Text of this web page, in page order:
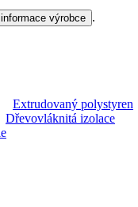
informace výrobce .
Extrudovaný polystyren
Dřevovláknitá izolace